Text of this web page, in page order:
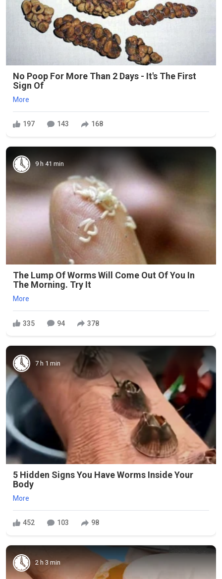
No Poop For More Than 2 Days - It's The First
Sign Of
More
197 143 168
9 h 41 min
The Lump Of Worms Will Come Out Of You In
The Morning. Try It
More
335 94 378
7 h 1 min
5 Hidden Signs You Have Worms Inside Your
Body
More
452 103 98
2 h 3 min